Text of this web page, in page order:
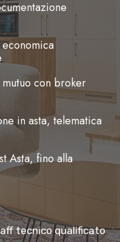
con broker
in asta, telematica
Asta, fino alla
tecnico qualificato